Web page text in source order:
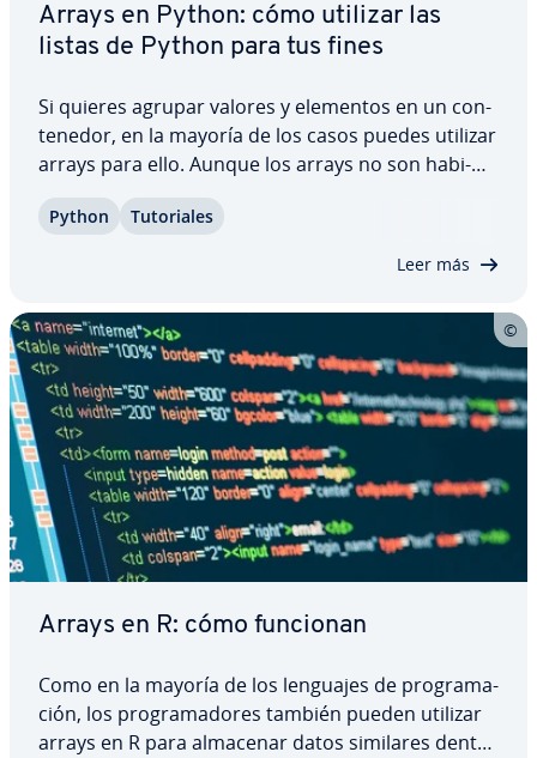
Arrays en Python: cómo utilizar las
listas de Python para tus fines
Si quieres agrupar valores y elementos en un co­n­
te­ne­dor, en la mayoría de los casos puedes utilizar
arrays para ello. Aunque los arrays no son ha­bi­
este lenguaje de pro­gra­ma­ción: puedes crear
Python Tu­to­ria­les
Leer más
Arrays en R: cómo funcionan
Como en la mayoría de los lenguajes de pro­gra­ma­
ción, los pro­gra­ma­do­res también pueden utilizar
arrays en R para almacenar datos similares dentro